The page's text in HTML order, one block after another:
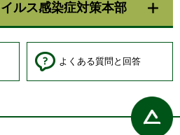
ルス感染症対策本部
よくある質問と回答